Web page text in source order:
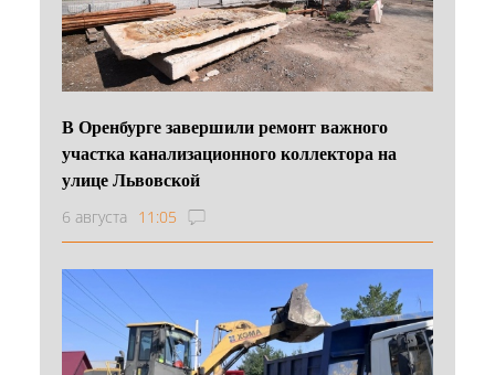
В Оренбурге завершили ремонт важного
участка канализационного коллектора на
улице Львовской
6 августа 11:05